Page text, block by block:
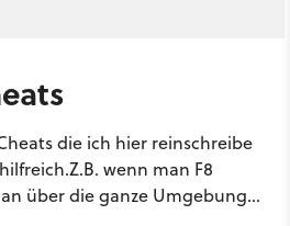
die ich hier reinschreibe
wenn man F8
über die ganze Umgebung...